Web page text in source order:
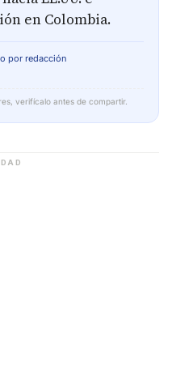
en Colombia.
por redacción
verifícalo antes de compartir.